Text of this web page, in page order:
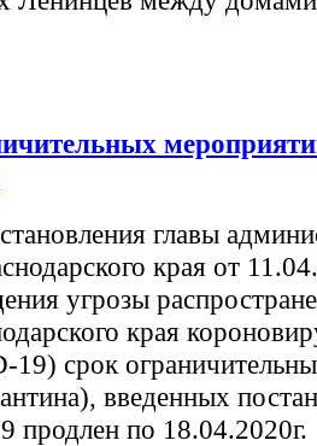
главы
края от
угрозы
края
срок
введенных
продлен по 18.04.2020г.